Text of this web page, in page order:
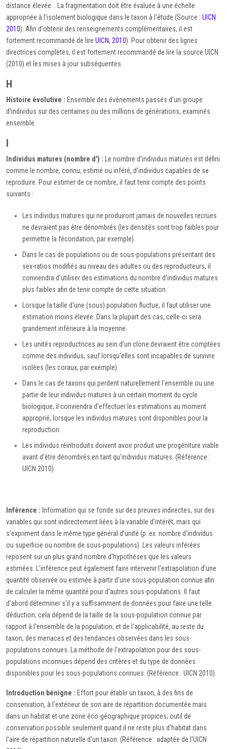
distance élevée. . La fragmentation doit être évaluée à une échelle
appropriée à l'isolement biologique dans le taxon à l'étude (Source : UICN
2010). Afin d'obtenir des renseignements complémentaires, il est
fortement recommandé de lire UICN, 2010). Pour obtenir des lignes
directrices complètes, il est fortement recommandé de lire la source UICN
(2010) et les mises à jour subséquentes.
H
Histoire évolutive : Ensemble des événements passés d’un groupe
d’individus sur des centaines ou des millions de générations, examinés
ensemble.
Individus matures (nombre d') : Le nombre d'individus matures est défini
comme le nombre, connu, estimé ou inféré, d'individus capables de se
reproduire. Pour estimer de ce nombre, il faut tenir compte des points
suivants :
Les individus matures qui ne produiront jamais de nouvelles recrues
ne devraient pas être dénombrés (les densités sont trop faibles pour
permettre la fécondation, par exemple).
Dans le cas de populations ou de sous-populations présentant des
sex-ratios modifiés au niveau des adultes ou des reproducteurs, il
conviendra d'utiliser des estimations du nombre d'individus matures
plus faibles afin de tenir compte de cette situation.
Lorsque la taille d'une (sous) population fluctue, il faut utiliser une
estimation moins élevée. Dans la plupart des cas, celle-ci sera
grandement inférieure à la moyenne.
Les unités reproductrices au sein d'un clone devraient être comptées
comme des individus, sauf lorsqu'elles sont incapables de survivre
isolées (les coraux, par exemple).
Dans le cas de taxons qui perdent naturellement l'ensemble ou une
partie de leur individus matures à un certain moment du cycle
biologique, il conviendra d'effectuer les estimations au moment
approprié, lorsque les individus matures sont disponibles pour la
reproduction.
Les individus réintroduits doivent avoir produit une progéniture viable
avant d'être dénombrés en tant qu'individus matures. (Référence :
UICN 2010)
Inférence : Information qui se fonde sur des preuves indirectes, sur des
variables qui sont indirectement liées à la variable d'intérêt, mais qui
s'expriment dans le même type général d'unité (p. ex. nombre d'individus
ou superficie ou nombre de sous-populations). Les valeurs inférées
reposent sur un plus grand nombre d'hypothèses que les valeurs
estimées. L'inférence peut également faire intervenir l'extrapolation d'une
quantité observée ou estimée à partir d'une sous-population connue afin
de calculer la même quantité pour d'autres sous-populations. Il faut
d'abord déterminer s'il y a suffisamment de données pour faire une telle
déduction; cela dépend de la taille de la sous-population connue par
rapport à l'ensemble de la population, et de l'applicabilité, au reste du
taxon, des menaces et des tendances observées dans les sous-
populations connues. La méthode de l'extrapolation pour des sous-
populations inconnues dépend des critères et du type de données
disponibles pour les sous-populations connues. (Référence : UICN 2010).
Introduction bénigne : Effort pour établir un taxon, à des fins de
conservation, à l'extérieur de son aire de répartition documentée mais
dans un habitat et une zone éco-géographique propices; outil de
conservation possible seulement quand il ne reste plus d'habitat dans
l'aire de répartition naturelle d'un taxon. (Référence : adaptée de l'UICN